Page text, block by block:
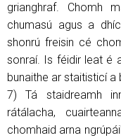
grianghraf. Chomh
chumasú agus a
shonrú freisin cé
sonraí. Is féidir leat é
bunaithe ar staitisticí a
7) Tá staidreamh
rátálacha,
chomhaid arna